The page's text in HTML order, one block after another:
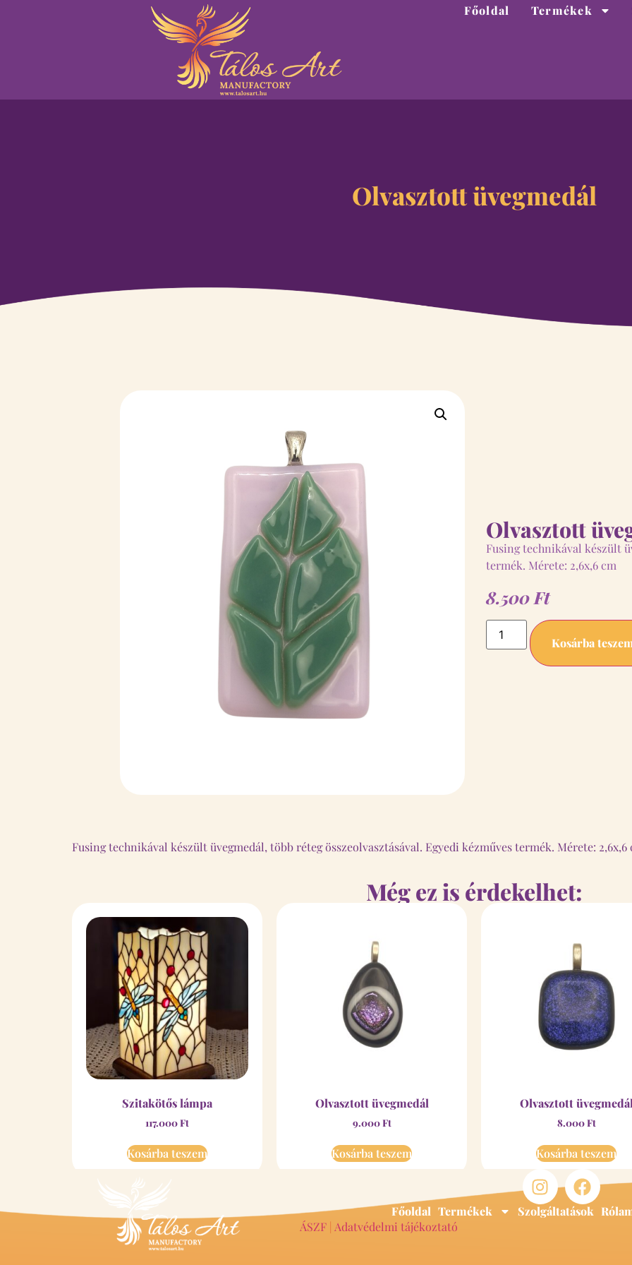
Főoldal Termékek
Olvasztott üvegmedál
Olvasztott
Fusing technikával készült
termék. Mérete: 2,6x,6 cm
8.500 Ft
Kosárba
Fusing technikával készült üvegmedál, több réteg összeolvasztásával. Egyedi kézműves termék. Mérete: 2,6x,6
Még ez is érdekelhet:
Szitakötős lámpa
117.000Ft
Kosárba teszem
Olvasztott üvegmedál
9.000Ft
Kosárba teszem
Olvasztott üvegmedál
8.000Ft
Kosárba teszem
Főoldal Termékek Szolgáltatások
ÁSZF| Adatvédelmi tájékoztató